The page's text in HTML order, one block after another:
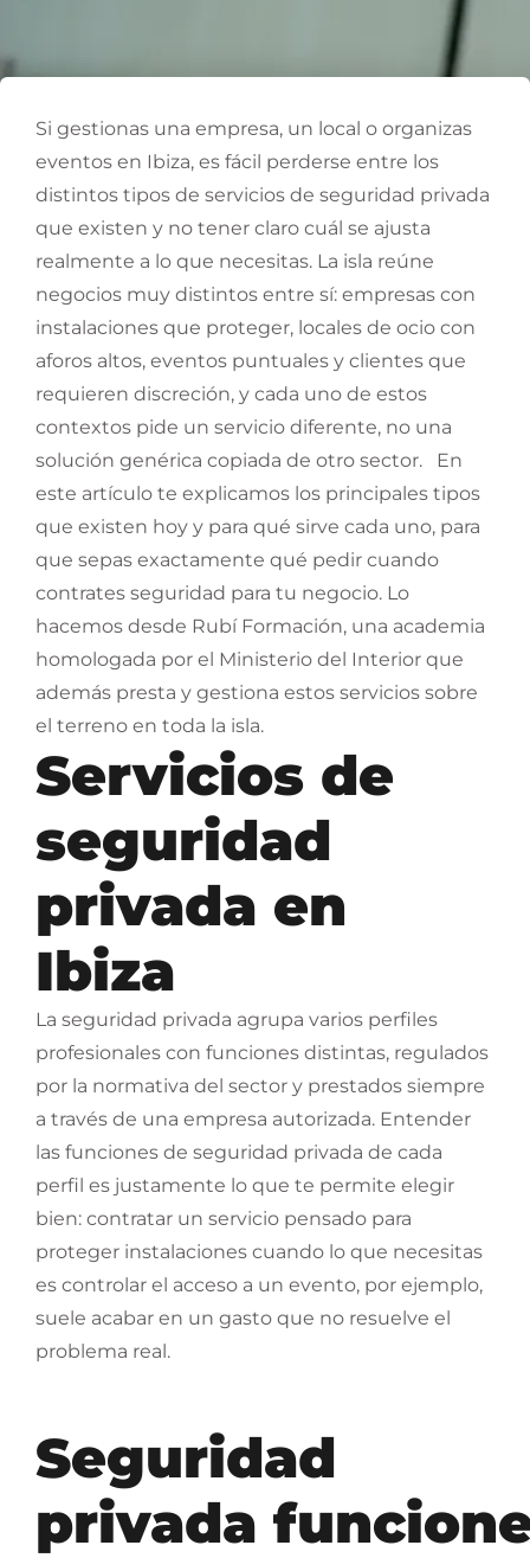
Si gestionas una empresa, un local o organizas
eventos en Ibiza, es fácil perderse entre los
distintos tipos de servicios de seguridad privada
que existen y no tener claro cuál se ajusta
realmente a lo que necesitas. La isla reúne
negocios muy distintos entre sí: empresas con
instalaciones que proteger, locales de ocio con
aforos altos, eventos puntuales y clientes que
requieren discreción, y cada uno de estos
contextos pide un servicio diferente, no una
solución genérica copiada de otro sector.
En
este artículo te explicamos los principales tipos
que existen hoy y para qué sirve cada uno, para
que sepas exactamente qué pedir cuando
contrates seguridad para tu negocio. Lo
hacemos desde Rubí Formación, una academia
homologada por el Ministerio del Interior que
además presta y gestiona estos servicios sobre
el terreno en toda la isla.
Servicios de
seguridad
privada en
Ibiza
La seguridad privada agrupa varios perfiles
profesionales con funciones distintas, regulados
por la normativa del sector y prestados siempre
a través de una empresa autorizada. Entender
las funciones de seguridad privada de cada
perfil es justamente lo que te permite elegir
bien: contratar un servicio pensado para
proteger instalaciones cuando lo que necesitas
es controlar el acceso a un evento, por ejemplo,
suele acabar en un gasto que no resuelve el
problema real.
Seguridad
privada